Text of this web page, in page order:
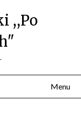
,,Po
Menu